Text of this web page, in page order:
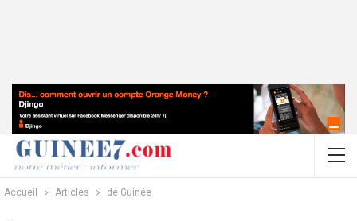
Accueil Articles de Guinée